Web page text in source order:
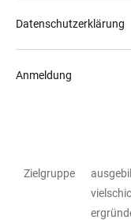
Datenschutzerklärung
Anmeldung
Zielgruppe